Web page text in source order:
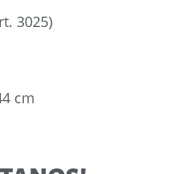
3025)
cm